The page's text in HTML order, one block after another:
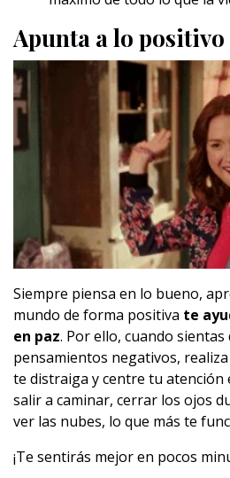
Apunta a lo positivo
Siempre piensa en lo bueno,
mundo de forma positiva te
en paz. Por ello, cuando
pensamientos negativos,
te distraiga y centre tu atención
salir a caminar, cerrar los ojos
ver las nubes, lo que más te
¡Te sentirás mejor en pocos